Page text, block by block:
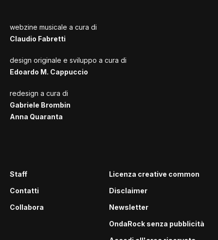
webzine musicale a cura di
Claudio Fabretti
design originale e sviluppo a cura di
Edoardo M. Cappuccio
redesign a cura di
Gabriele Brombin
Anna Quaranta
Staff
Contatti
Collabora
Licenza creative common
Disclaimer
Newsletter
OndaRock senza pubblicità